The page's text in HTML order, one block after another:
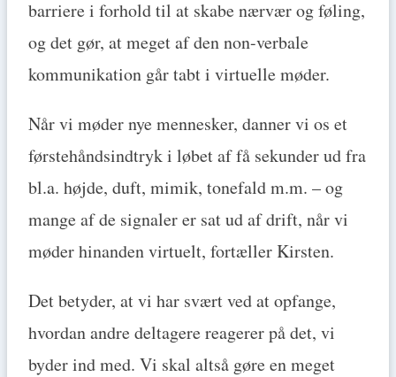
barriere i forhold til at skabe nærvær og føling,
og det gør, at meget af den non-verbale
kommunikation går tabt i virtuelle møder.
Når vi møder nye mennesker, danner vi os et
førstehåndsindtryk i løbet af få sekunder ud fra
bl.a. højde, duft, mimik, tonefald m.m. – og
mange af de signaler er sat ud af drift, når vi
møder hinanden virtuelt, fortæller Kirsten.
Det betyder, at vi har svært ved at opfange,
hvordan andre deltagere reagerer på det, vi
byder ind med. Vi skal altså gøre en meget